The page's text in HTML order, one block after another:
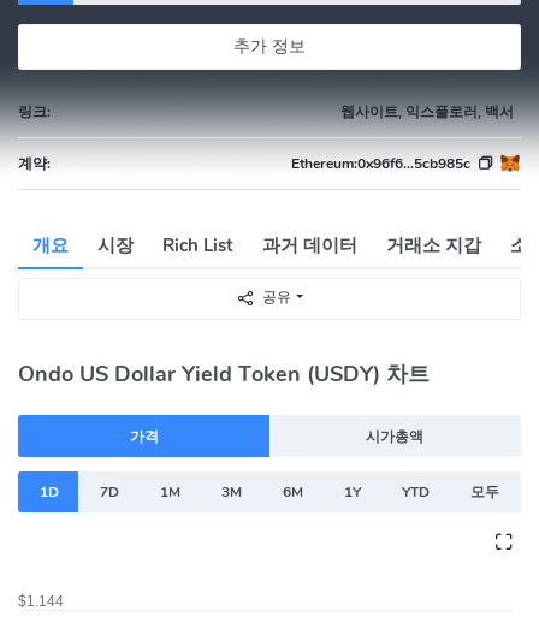
추가 정보
링크: 웹사이트, 익스플로러, 백서
계약: Ethereum:0x96f6...5cb985c
개요 시장 Rich List 과거 데이터 거래소 지갑 소
공유
Ondo US Dollar Yield Token (USDY) 차트
가격 시가총액
1D 7D 1M 3M 6M 1Y YTD 모두